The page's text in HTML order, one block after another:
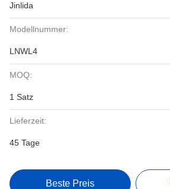
Jinlida
Modellnummer:
LNWL4
MOQ:
1 Satz
Lieferzeit:
45 Tage
Beste Preis